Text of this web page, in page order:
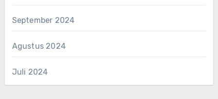
September 2024
Agustus 2024
Juli 2024